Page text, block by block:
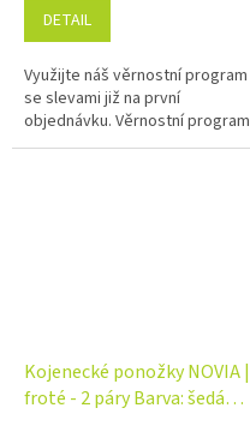
DETAIL
Využijte náš věrnostní program
se slevami již na první
objednávku. Věrnostní program
Kojenecké ponožky NOVIA |
froté - 2 páry Barva: šedá